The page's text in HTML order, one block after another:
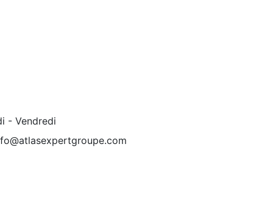
- Vendredi